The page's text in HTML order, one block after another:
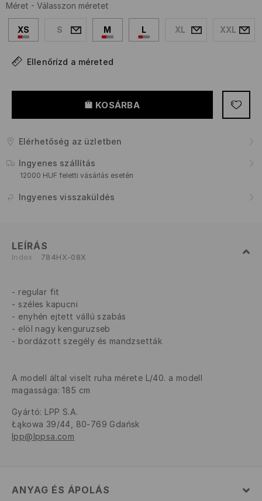
Méret - Válasszon méretet
XS S M L XL XXL
Ellenőrízd a méreted
KOSÁRBA
Elérhetőség az üzletben
Ingyenes szállítás
12000 HUF feletti vásárlás esetén
Ingyenes visszaküldés
LEÍRÁS
Index 784HX-08X
regular fit
széles kapucni
enyhén ejtett vállú szabás
elöl nagy kenguruzseb
bordázott szegély és mandzsetták
A modell által viselt ruha mérete L/40. a modell
magassága: 185 cm
Gyártó: LPP S.A.
Łąkowa 39/44, 80-769 Gdańsk
lpp@lppsa.com
ANYAG ÉS ÁPOLÁS